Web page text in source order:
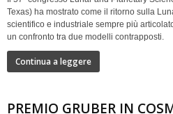
Texas) ha mostrato come il ritorno sulla
scientifico e industriale sempre più
un confronto tra due modelli contrapposti.
Continua a leggere
PREMIO GRUBER IN